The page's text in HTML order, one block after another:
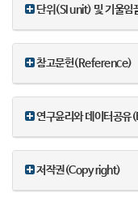
단위(SI unit) 및 기울임
참고문헌(Reference)
연구윤리와 데이터공
저작권(Copy right)